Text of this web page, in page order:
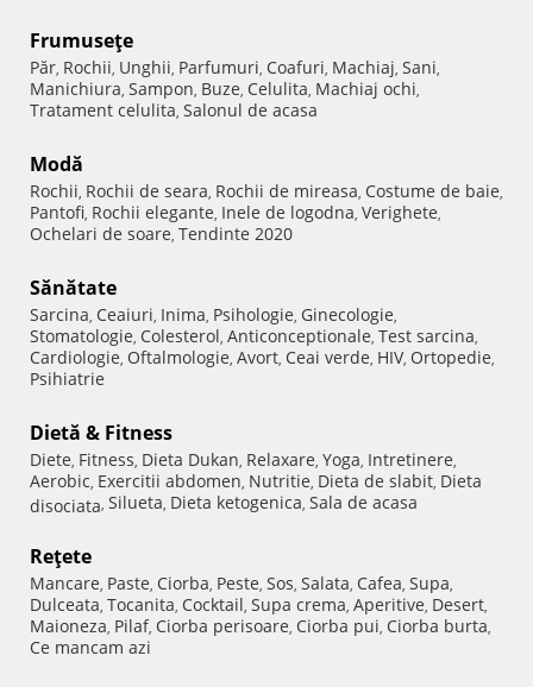
Frumuseţe
Păr, Rochii, Unghii, Parfumuri, Coafuri, Machiaj, Sani,
Manichiura, Sampon, Buze, Celulita, Machiaj ochi,
Tratament celulita, Salonul de acasa
Modă
Rochii, Rochii de seara, Rochii de mireasa, Costume de baie,
Pantofi, Rochii elegante, Inele de logodna, Verighete,
Ochelari de soare, Tendinte 2020
Sănătate
Sarcina, Ceaiuri, Inima, Psihologie, Ginecologie,
Stomatologie, Colesterol, Anticonceptionale, Test sarcina,
Cardiologie, Oftalmologie, Avort, Ceai verde, HIV, Ortopedie,
Psihiatrie
Dietă & Fitness
Diete, Fitness, Dieta Dukan, Relaxare, Yoga, Intretinere,
Aerobic, Exercitii abdomen, Nutritie, Dieta de slabit, Dieta
disociata, Silueta, Dieta ketogenica, Sala de acasa
Reţete
Mancare, Paste, Ciorba, Peste, Sos, Salata, Cafea, Supa,
Dulceata, Tocanita, Cocktail, Supa crema, Aperitive, Desert,
Maioneza, Pilaf, Ciorba perisoare, Ciorba pui, Ciorba burta,
Ce mancam azi